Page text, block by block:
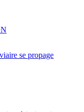
se propage